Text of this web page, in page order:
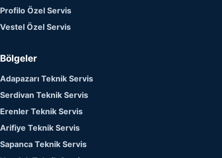
Profilo Özel Servis
Vestel Özel Servis
Bölgeler
Adapazarı Teknik Servis
Serdivan Teknik Servis
Erenler Teknik Servis
Arifiye Teknik Servis
Sapanca Teknik Servis